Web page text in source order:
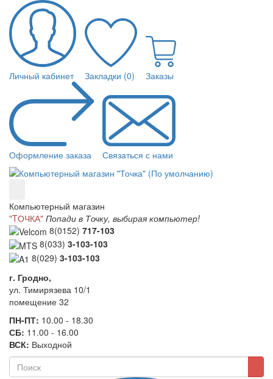
Личный кабинет Закладки (0) Заказы
Оформление заказа Связаться с нами
Компьютерный магазин
"TОЧКА" Попади в Точку, выбирая компьютер!
8(0152) 717-103
8(033) 3-103-103
8(029) 3-103-103
г. Гродно,
ул. Тимирязева 10/1
помещение 32
ПН-ПТ: 10.00 - 18.30
СБ: 11.00 - 16.00
ВСК: Выходной